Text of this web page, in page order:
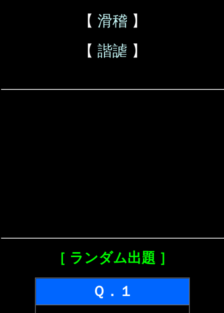
【 滑稽 】
【 諧謔 】
［ ランダム出題 ］
Ｑ．１